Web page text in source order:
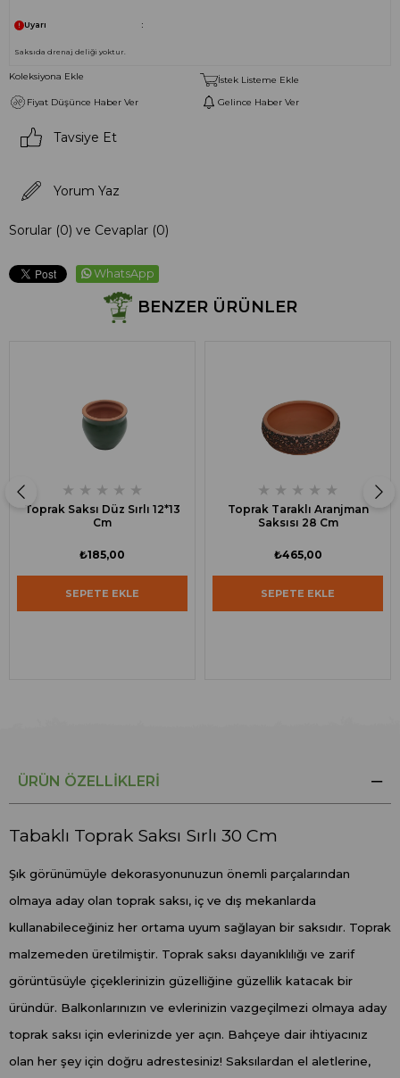
Uyarı
Saksıda drenaj deliği yoktur.
Koleksiyona Ekle
İstek Listeme Ekle
Fiyat Düşünce Haber Ver
Gelince Haber Ver
Tavsiye Et
Yorum Yaz
Sorular (0) ve Cevaplar (0)
WhatsApp
BENZER ÜRÜNLER
★ ★ ★ ★ ★
Toprak Saksı Düz Sırlı 12*13
Cm
₺185,00
SEPETE EKLE
★ ★ ★ ★ ★
Toprak Taraklı Aranjman
Saksısı 28 Cm
₺465,00
SEPETE EKLE
ÜRÜN ÖZELLIKLERI
Tabaklı Toprak Saksı Sırlı 30 Cm
Şık görünümüyle dekorasyonunuzun önemli parçalarından
olmaya aday olan toprak saksı, iç ve dış mekanlarda
kullanabileceğiniz her ortama uyum sağlayan bir saksıdır. Toprak
malzemeden üretilmiştir. Toprak saksı dayanıklılığı ve zarif
görüntüsüyle çiçeklerinizin güzelliğine güzellik katacak bir
üründür. Balkonlarınızın ve evlerinizin vazgeçilmezi olmaya aday
toprak saksı için evlerinizde yer açın. Bahçeye dair ihtiyacınız
olan her şey için doğru adrestesiniz! Saksılardan el aletlerine,